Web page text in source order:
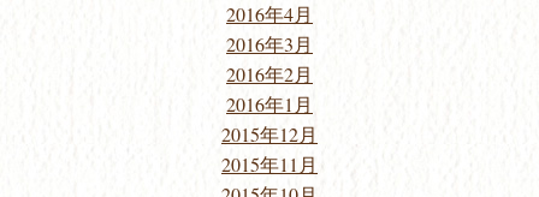
2016年4月
2016年3月
2016年2月
2016年1月
2015年12月
2015年11月